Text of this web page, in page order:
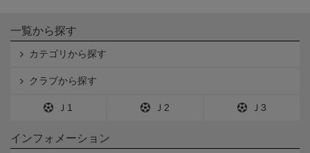
一覧から探す
カテゴリから探す
クラブから探す
Ｊ1 Ｊ2 Ｊ3
インフォメーション